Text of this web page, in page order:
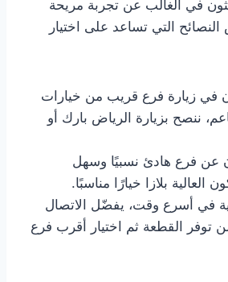
في الغالب عن تجربة مريحة
التي تساعد على اختيار
في زيارة فرع قريب من خيارات
ننصح بزيارة الرياض بارك أو
عن فرع هادئ نسبيًا وسهل
العالية بلازا خيارًا مناسبًا.
في أسرع وقت، يفضّل الاتصال
توفر القطعة ثم اختيار أقرب فرع